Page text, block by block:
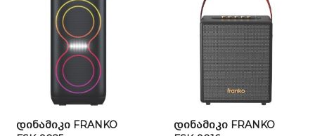
ᲓᲘᲜᲐᲛᲘᲙᲘ FRANKO
ᲓᲘᲜᲐᲛᲘᲙᲘ FRANKO